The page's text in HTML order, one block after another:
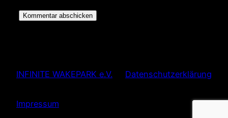
INFINITE WAKEPARK e.V. Datenschutzerklärung
Impressum